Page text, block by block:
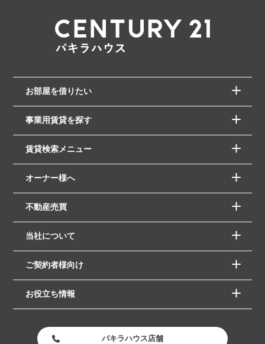
お部屋を借りたい
事業用賃貸を探す
賃貸検索メニュー
オーナー様へ
不動産売買
当社について
ご契約者様向け
お役立ち情報
パキラハウス店舗